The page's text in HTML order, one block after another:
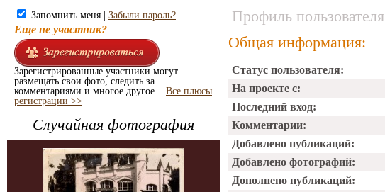
Запомнить меня | Забыли пароль?
Еще не участник?
Зарегистрированные участники могут
размещать свои фото, следить за
комментариями и многое другое... Все плюсы
регистрации >>
Случайная фотография
Профиль пользователя
Общая информация:
Статус пользователя:
На проекте с:
Последний вход:
Комментарии:
Добавлено публикаций:
Добавлено фотографий:
Дополнено публикаций: